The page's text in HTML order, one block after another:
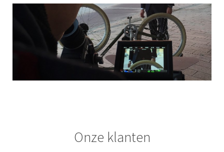
Onze klanten